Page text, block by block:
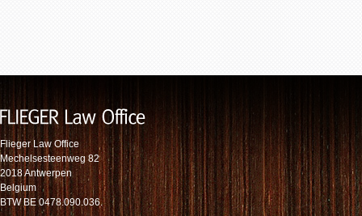
Flieger Law Office
Mechelsesteenweg 82
2018 Antwerpen
Belgium
BTW BE 0478.090.036.